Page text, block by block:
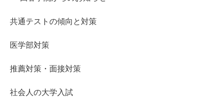
共通テストの傾向と対策
医学部対策
推薦対策・面接対策
社会人の大学入試